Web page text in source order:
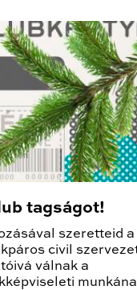
tagságot!
szeretteid a
civil
válnak a